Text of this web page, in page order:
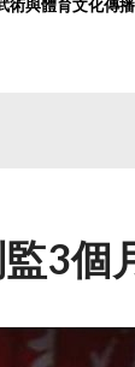
術與體育文化傳播
3個